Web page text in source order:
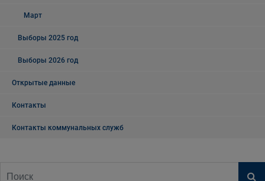
Март
Выборы 2025 год
Выборы 2026 год
Открытые данные
Контакты
Контакты коммунальных служб